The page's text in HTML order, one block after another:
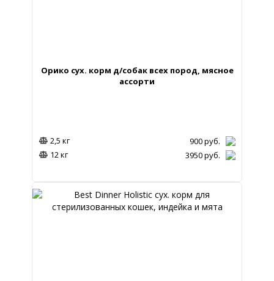
Орико сух. корм д/собак всех пород, мясное
ассорти
2,5 кг 900руб.
12 кг
3950руб.